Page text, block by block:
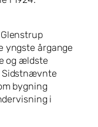
yngste årgange
og ældste
Sidstnævnte
bygning
i